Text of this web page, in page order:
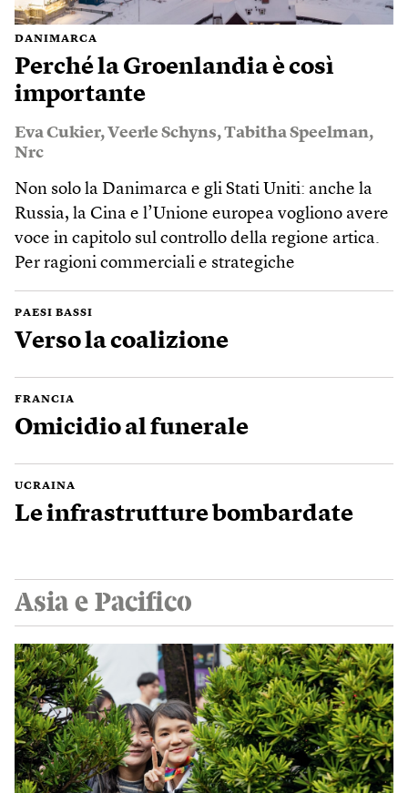
DANIMARCA
Perché la Groenlandia è così
importante
Eva Cukier,Veerle Schyns,Tabitha Speelman,
Nrc
Non solo la Danimarca e gli Stati Uniti: anche la
Russia, la Cina e l’Unione europea vogliono avere
voce in capitolo sul controllo della regione artica.
Per ragioni commerciali e strategiche
PAESI BASSI
Verso la coalizione
FRANCIA
Omicidio al funerale
UCRAINA
Le infrastrutture bombardate
Asia e Pacifico